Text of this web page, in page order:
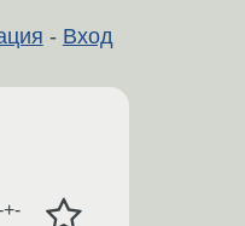
- Вход
+-